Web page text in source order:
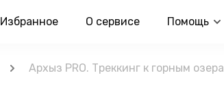
Избранное О сервисе Помощь
Архыз PRO. Треккинг к горным